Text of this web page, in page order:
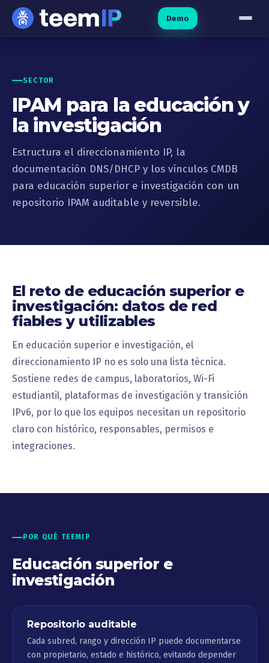
Ir al contenido
Demo
SECTOR
IPAM para la educación y
la investigación
Estructura el direccionamiento IP, la
documentación DNS/DHCP y los vínculos CMDB
para educación superior e investigación con un
repositorio IPAM auditable y reversible.
El reto de educación superior e
investigación: datos de red
fiables y utilizables
En educación superior e investigación, el
direccionamiento IP no es solo una lista técnica.
Sostiene redes de campus, laboratorios, Wi-Fi
estudiantil, plataformas de investigación y transición
IPv6, por lo que los equipos necesitan un repositorio
claro con histórico, responsables, permisos e
integraciones.
POR QUÉ TEEMIP
Educación superior e
investigación
Repositorio auditable
Cada subred, rango y dirección IP puede documentarse
con propietario, estado e histórico, evitando depender